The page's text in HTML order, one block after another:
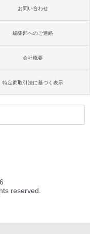
お問い合わせ
編集部へのご連絡
会社概要
特定商取引法に基づく表示
reserved.